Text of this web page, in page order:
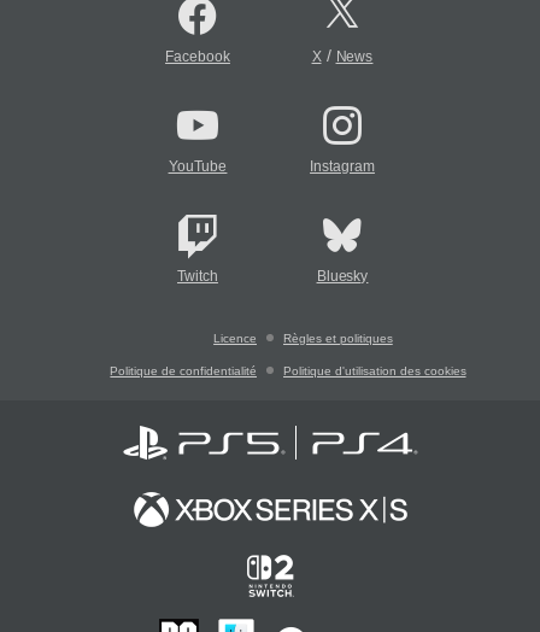
Facebook X/ News
YouTube Instagram
Twitch Bluesky
Licence Règles et politiques
Politique de confidentialité Politique d'utilisation des cookies